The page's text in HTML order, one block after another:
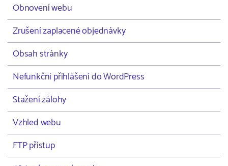
Obnovení webu
Zrušení zaplacené objednávky
Obsah stránky
Nefunkční přihlášení do WordPress
Stažení zálohy
Vzhled webu
FTP přístup